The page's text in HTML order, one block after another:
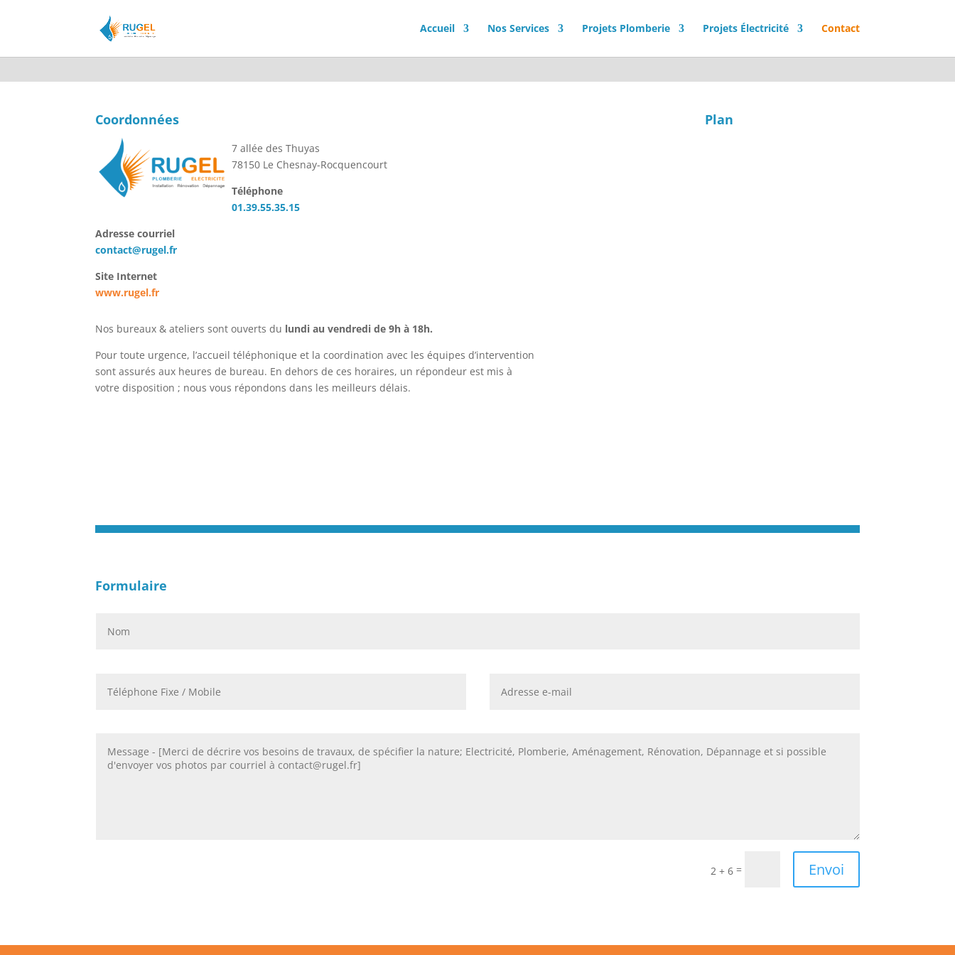
Accueil Nos Services Projets Plomberie Projets Électricité Contact
Coordonnées
7 allée des Thuyas
78150 Le Chesnay-Rocquencourt
Téléphone
01.39.55.35.15
Adresse courriel
contact@rugel.fr
Site Internet
www.rugel.fr
Nos bureaux & ateliers sont ouverts du lundi au vendredi de 9h à 18h.
Pour toute urgence, l’accueil téléphonique et la coordination avec les équipes d’intervention
sont assurés aux heures de bureau. En dehors de ces horaires, un répondeur est mis à
votre disposition ; nous vous répondons dans les meilleurs délais.
Plan
Formulaire
2 + 6= Envoi